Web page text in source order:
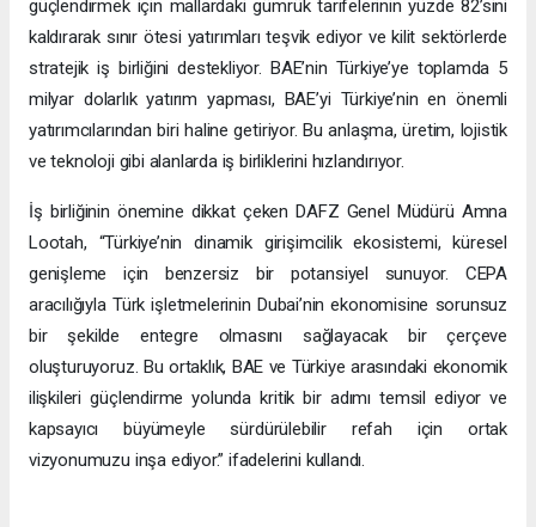
BAE ve Türkiye için CEPA’nın stratejik ekonomik önemi
CEPA anlaşması, BAE ve Türkiye arasındaki ticaret ilişkilerini
güçlendirmek için mallardaki gümrük tarifelerinin yüzde 82’sini
kaldırarak sınır ötesi yatırımları teşvik ediyor ve kilit sektörlerde
stratejik iş birliğini destekliyor. BAE’nin Türkiye’ye toplamda 5
milyar dolarlık yatırım yapması, BAE’yi Türkiye’nin en önemli
yatırımcılarından biri haline getiriyor. Bu anlaşma, üretim, lojistik
ve teknoloji gibi alanlarda iş birliklerini hızlandırıyor.